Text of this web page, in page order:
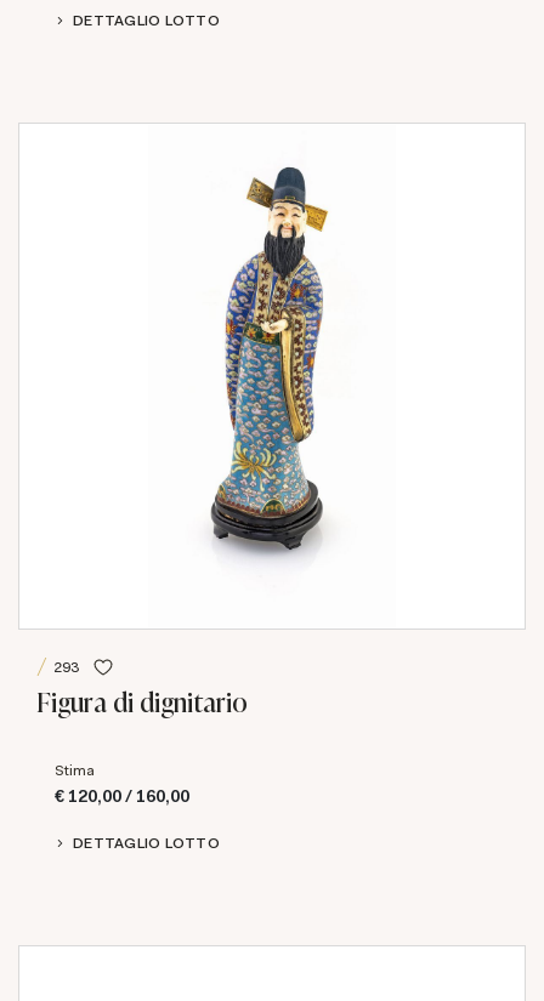
DETTAGLIO LOTTO
293
Figura di dignitario
Stima
€ 120,00 / 160,00
DETTAGLIO LOTTO